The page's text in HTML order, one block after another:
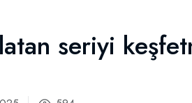
seriyi